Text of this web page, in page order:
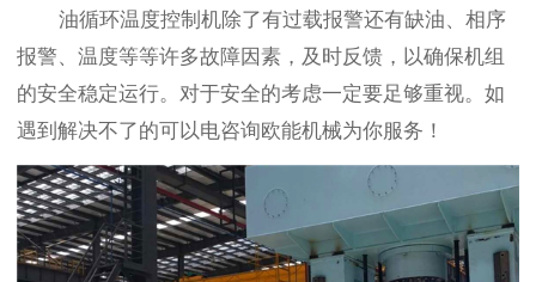
油循环温度控制机除了有过载报警还有缺油、相序
报警、温度等等许多故障因素，及时反馈，以确保机组
的安全稳定运行。对于安全的考虑一定要足够重视。如
遇到解决不了的可以电咨询欧能机械为你服务！